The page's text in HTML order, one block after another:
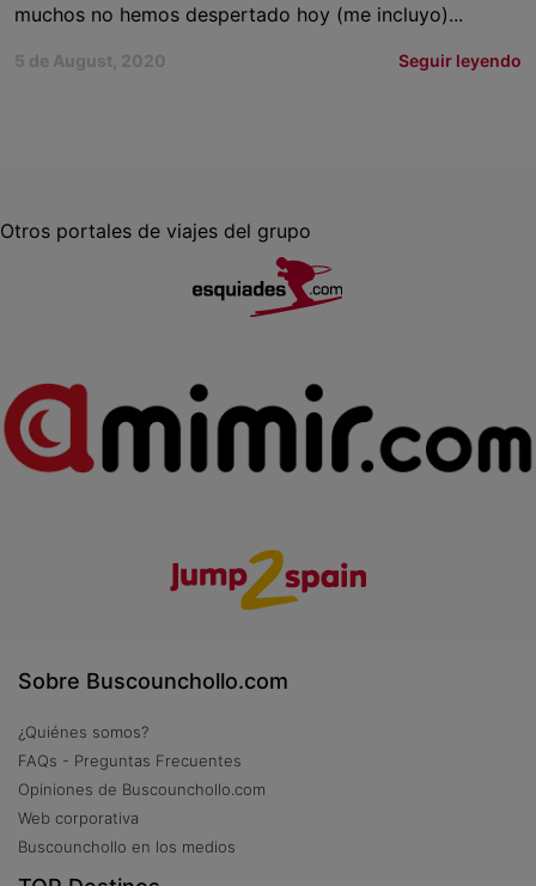
muchos no hemos despertado hoy (me incluyo)...
5 de August, 2020 Seguir leyendo
Otros portales de viajes del grupo
Sobre Buscounchollo.com
¿Quiénes somos?
FAQs - Preguntas Frecuentes
Opiniones de Buscounchollo.com
Web corporativa
Buscounchollo en los medios